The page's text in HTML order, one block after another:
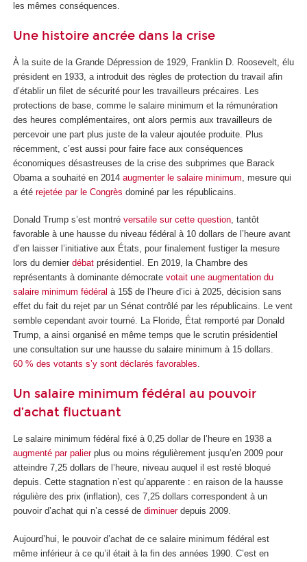
les mêmes conséquences.
Une histoire ancrée dans la crise
À la suite de la Grande Dépression de 1929, Franklin D. Roosevelt, élu
président en 1933, a introduit des règles de protection du travail afin
d’établir un filet de sécurité pour les travailleurs précaires. Les
protections de base, comme le salaire minimum et la rémunération
des heures complémentaires, ont alors permis aux travailleurs de
percevoir une part plus juste de la valeur ajoutée produite. Plus
récemment, c’est aussi pour faire face aux conséquences
économiques désastreuses de la crise des subprimes que Barack
Obama a souhaité en 2014 augmenter le salaire minimum , mesure qui
a été rejetée par le Congrès dominé par les républicains.
Donald Trump s’est montré versatile sur cette question, tantôt
favorable à une hausse du niveau fédéral à 10 dollars de l’heure avant
d’en laisser l’initiative aux États, pour finalement fustiger la mesure
lors du dernier débat présidentiel. En 2019, la Chambre des
représentants à dominante démocrate votait une augmentation du
salaire minimum fédéral à 15$ de l’heure d’ici à 2025, décision sans
effet du fait du rejet par un Sénat contrôlé par les républicains. Le vent
semble cependant avoir tourné. La Floride, État remporté par Donald
Trump, a ainsi organisé en même temps que le scrutin présidentiel
une consultation sur une hausse du salaire minimum à 15 dollars.
60 % des votants s’y sont déclarés favorables.
Un salaire minimum fédéral au pouvoir
d’achat fluctuant
Le salaire minimum fédéral fixé à 0,25 dollar de l’heure en 1938 a
augmenté par palierplus ou moins régulièrement jusqu’en 2009 pour
atteindre 7,25 dollars de l’heure, niveau auquel il est resté bloqué
depuis. Cette stagnation n’est qu’apparente : en raison de la hausse
régulière des prix (inflation), ces 7,25 dollars correspondent à un
pouvoir d’achat qui n’a cessé de diminuerdepuis 2009.
Aujourd’hui, le pouvoir d’achat de ce salaire minimum fédéral est
même inférieur à ce qu’il était à la fin des années 1990. C’est en